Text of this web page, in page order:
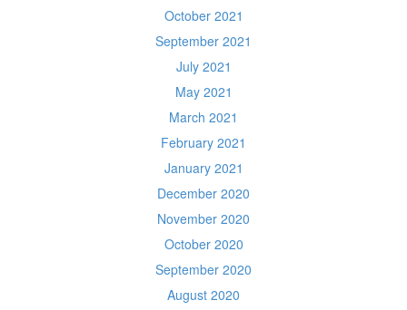
October 2021
September 2021
July 2021
May 2021
March 2021
February 2021
January 2021
December 2020
November 2020
October 2020
September 2020
August 2020